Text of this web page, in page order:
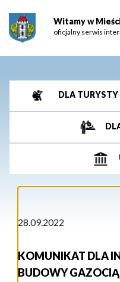
Witamy w
oficjalny serwis
DLA TURYSTY
28.09.2022
KOMUNIKAT DLA
BUDOWY